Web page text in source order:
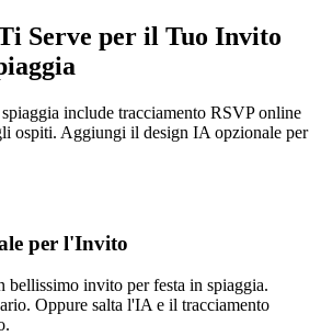
Serve per il Tuo Invito
include tracciamento RSVP online
ospiti. Aggiungi il design IA opzionale per
per l'Invito
bellissimo invito per festa in spiaggia.
Oppure salta l'IA e il tracciamento